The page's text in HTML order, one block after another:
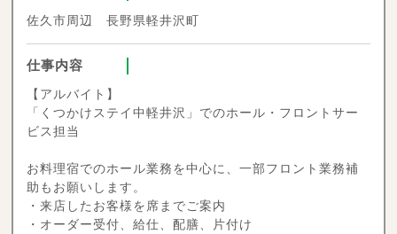
佐久市周辺 長野県軽井沢町
仕事内容
【アルバイト】
「くつかけステイ中軽井沢」でのホール・フロントサー
ビス担当
お料理宿でのホール業務を中心に、一部フロント業務補
助もお願いします。
・来店したお客様を席までご案内
・オーダー受付、給仕、配膳、片付け